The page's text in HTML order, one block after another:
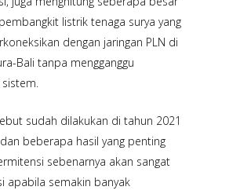
listrik tenaga surya yang
dengan jaringan PLN di
Bali tanpa mengganggu
sudah dilakukan di tahun 2021
beberapa hasil yang penting
sebenarnya akan sangat
apabila semakin banyak